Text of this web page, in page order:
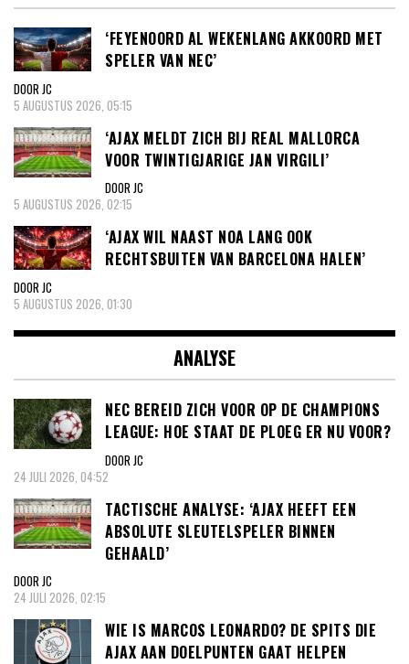
‘FEYENOORD AL WEKENLANG AKKOORD MET
SPELER VAN NEC’
DOOR JC
5 AUGUSTUS 2026, 05:15
‘AJAX MELDT ZICH BIJ REAL MALLORCA
VOOR TWINTIGJARIGE JAN VIRGILI’
DOOR JC
5 AUGUSTUS 2026, 02:15
‘AJAX WIL NAAST NOA LANG OOK
RECHTSBUITEN VAN BARCELONA HALEN’
DOOR JC
5 AUGUSTUS 2026, 01:30
ANALYSE
NEC BEREID ZICH VOOR OP DE CHAMPIONS
LEAGUE: HOE STAAT DE PLOEG ER NU VOOR?
DOOR JC
24 JULI 2026, 04:52
TACTISCHE ANALYSE: ‘AJAX HEEFT EEN
ABSOLUTE SLEUTELSPELER BINNEN
GEHAALD’
DOOR JC
24 JULI 2026, 02:15
WIE IS MARCOS LEONARDO? DE SPITS DIE
AJAX AAN DOELPUNTEN GAAT HELPEN